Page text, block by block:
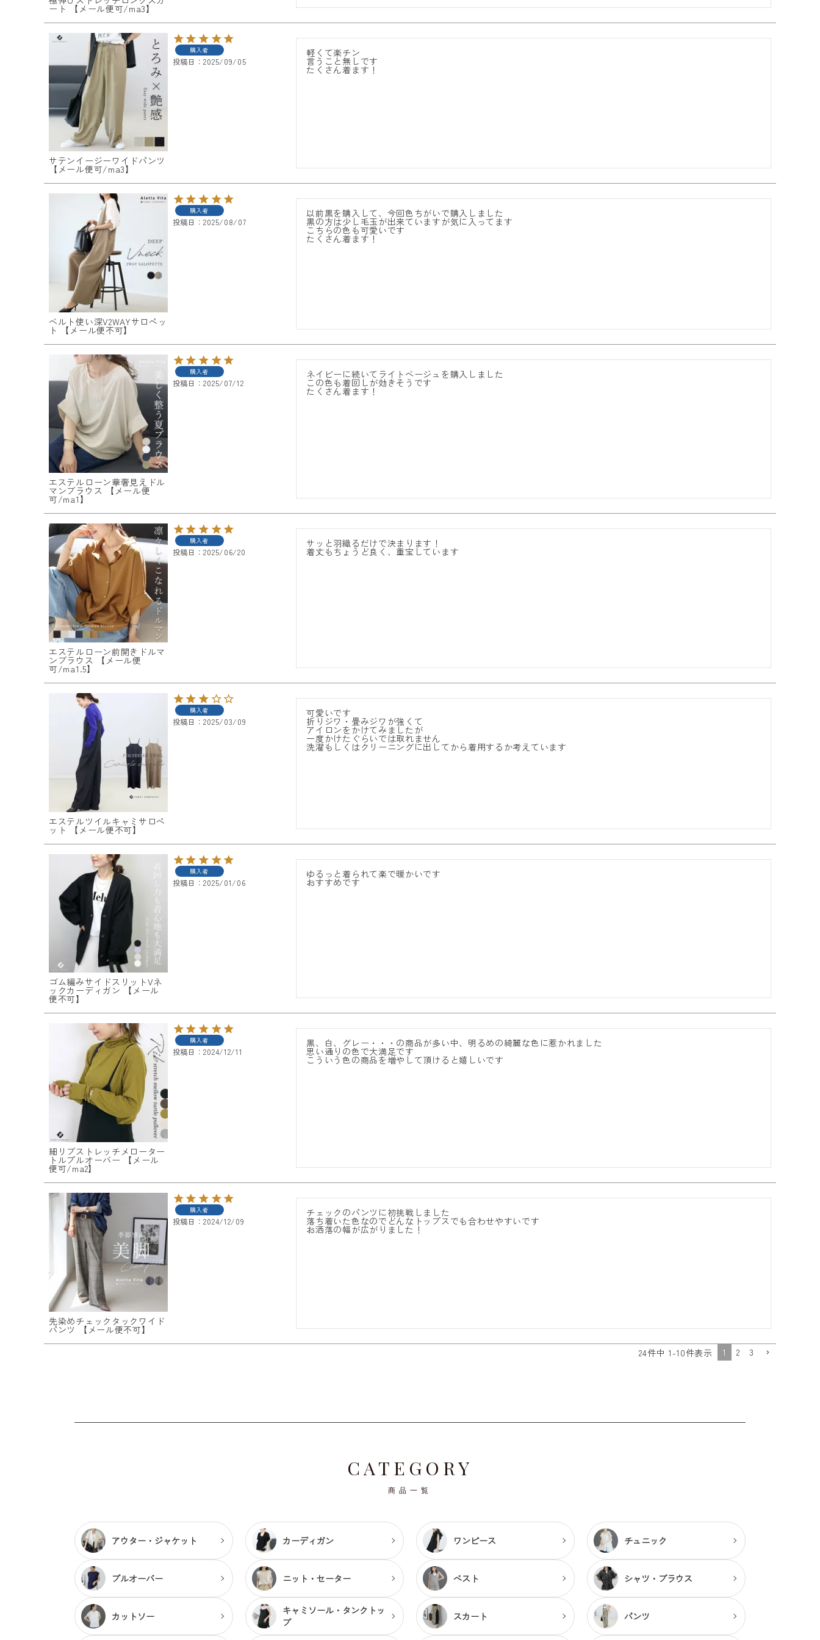
ート 【メール便可/ma3】
サテンイージーワイドパンツ
【メール便可/ma3】
購入者
投稿日 2025/09/05
軽くて楽チン
言うこと無しです
たくさん着ます！
ベルト使い深V2WAYサロペッ
ト 【メール便不可】
購入者
投稿日 2025/08/07
以前黒を購入して、今回色ちがいで購入しました
黒の方は少し毛玉が出来ていますが気に入ってます
こちらの色も可愛いです
たくさん着ます！
エステルローン華奢見えドル
マンブラウス 【メール便
可/ma1】
購入者
投稿日 2025/07/12
ネイビーに続いてライトベージュを購入しました
この色も着回しが効きそうです
たくさん着ます！
エステルローン前開きドルマ
ンブラウス 【メール便
可/ma1.5】
購入者
投稿日 2025/06/20
サッと羽織るだけで決まります！
着丈もちょうど良く、重宝しています
エステルツイルキャミサロペ
ット 【メール便不可】
購入者
投稿日 2025/03/09
可愛いです
折りジワ・畳みジワが強くて
アイロンをかけてみましたが
一度かけたぐらいでは取れません
ゴム編みサイドスリットVネ
ックカーディガン 【メール
便不可】
購入者
投稿日 2025/01/06
ゆるっと着られて楽で暖かいです
おすすめです
細リブストレッチメローター
トルプルオーバー 【メール
便可/ma2】
購入者
投稿日 2024/12/11
黒、白、グレー・・・の商品が多い中、明るめの綺麗な色に惹かれました
思い通りの色で大満足です
こういう色の商品を増やして頂けると嬉しいです
先染めチェックタックワイド
パンツ 【メール便不可】
購入者
投稿日 2024/12/09
チェックのパンツに初挑戦しました
落ち着いた色なのでどんなトップスでも合わせやすいです
お洒落の幅が広がりました！
24件中 1 -10件表示 1 2 3
CATEGORY
商品一覧
アウター・ ジャケット カーディガン ワンピース チュニック
プルオーバー ニット・セーター ベスト シャツ・ブラウス
カットソー キャミソール・ タンクトッ
プ
スカート パンツ